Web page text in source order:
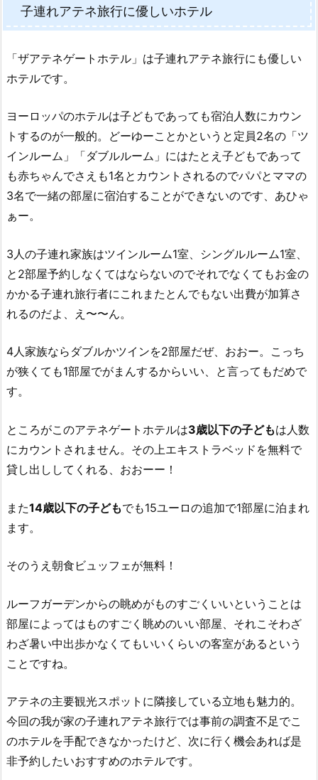
子連れアテネ旅行に優しいホテル
「ザアテネゲートホテル」は子連れアテネ旅行にも優しい
ホテルです。
ヨーロッパのホテルは子どもであっても宿泊人数にカウン
トするのが一般的。どーゆーことかというと定員2名の「ツ
インルーム」「ダブルルーム」にはたとえ子どもであって
も赤ちゃんでさえも1名とカウントされるのでパパとママの
3名で一緒の部屋に宿泊することができないのです、あひゃ
ぁー。
3人の子連れ家族はツインルーム1室、シングルルーム1室、
と2部屋予約しなくてはならないのでそれでなくてもお金の
かかる子連れ旅行者にこれまたとんでもない出費が加算さ
れるのだよ、え〜〜ん。
4人家族ならダブルかツインを2部屋だぜ、おおー。こっち
が狭くても1部屋でがまんするからいい、と言ってもだめで
す。
ところがこのアテネゲートホテルは3歳以下の子どもは人数
にカウントされません。その上エキストラベッドを無料で
貸し出ししてくれる、おおーー！
また14歳以下の子どもでも15ユーロの追加で1部屋に泊まれ
ます。
そのうえ朝食ビュッフェが無料！
ルーフガーデンからの眺めがものすごくいいということは
部屋によってはものすごく眺めのいい部屋、それこそわざ
わざ暑い中出歩かなくてもいいくらいの客室があるという
ことですね。
アテネの主要観光スポットに隣接している立地も魅力的。
今回の我が家の子連れアテネ旅行では事前の調査不足でこ
のホテルを手配できなかったけど、次に行く機会あれば是
非予約したいおすすめのホテルです。